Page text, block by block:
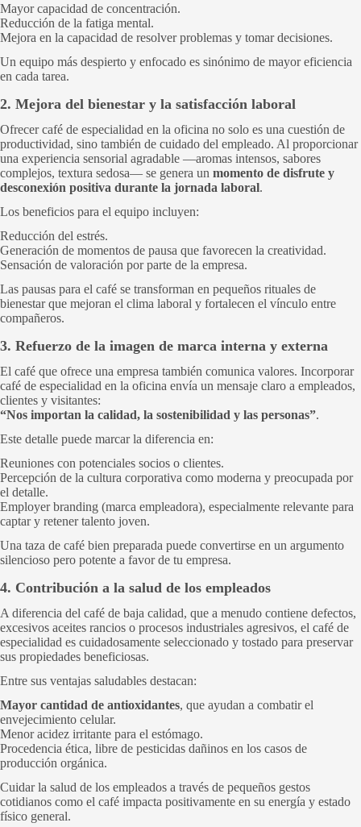
Mayor capacidad de concentración.
Reducción de la fatiga mental.
Mejora en la capacidad de resolver problemas y tomar decisiones.
Un equipo más despierto y enfocado es sinónimo de mayor eficiencia
en cada tarea.
2. Mejora del bienestar y la satisfacción laboral
Ofrecer café de especialidad en la oficina no solo es una cuestión de
productividad, sino también de cuidado del empleado. Al proporcionar
una experiencia sensorial agradable —aromas intensos, sabores
complejos, textura sedosa— se genera un momento de disfrute y
desconexión positiva durante la jornada laboral.
Los beneficios para el equipo incluyen:
Reducción del estrés.
Generación de momentos de pausa que favorecen la creatividad.
Sensación de valoración por parte de la empresa.
Las pausas para el café se transforman en pequeños rituales de
bienestar que mejoran el clima laboral y fortalecen el vínculo entre
compañeros.
3. Refuerzo de la imagen de marca interna y externa
El café que ofrece una empresa también comunica valores. Incorporar
café de especialidad en la oficina envía un mensaje claro a empleados,
clientes y visitantes:
“Nos importan la calidad, la sostenibilidad y las personas”.
Este detalle puede marcar la diferencia en:
Reuniones con potenciales socios o clientes.
Percepción de la cultura corporativa como moderna y preocupada por
el detalle.
Employer branding (marca empleadora), especialmente relevante para
captar y retener talento joven.
Una taza de café bien preparada puede convertirse en un argumento
silencioso pero potente a favor de tu empresa.
4. Contribución a la salud de los empleados
A diferencia del café de baja calidad, que a menudo contiene defectos,
excesivos aceites rancios o procesos industriales agresivos, el café de
especialidad es cuidadosamente seleccionado y tostado para preservar
sus propiedades beneficiosas.
Entre sus ventajas saludables destacan:
Mayor cantidad de antioxidantes, que ayudan a combatir el
envejecimiento celular.
Menor acidez irritante para el estómago.
Procedencia ética, libre de pesticidas dañinos en los casos de
producción orgánica.
Cuidar la salud de los empleados a través de pequeños gestos
cotidianos como el café impacta positivamente en su energía y estado
físico general.